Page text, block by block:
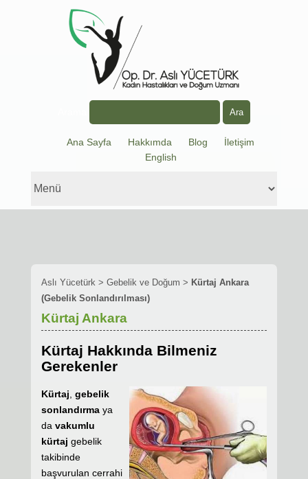
Ana Sayfa Hakkımda Blog
İletişim
English
Aslı Yücetürk> Gebelik ve Doğum > Kürtaj Ankara
(Gebelik Sonlandırılması)
Kürtaj Ankara
Kürtaj Hakkında Bilmeniz
Gerekenler
Kürtaj gebelik
sonlandırma ya
da vakumlu
kürtaj gebelik
takibinde
başvurulan cerrahi